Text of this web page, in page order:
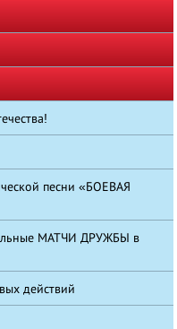
песни «БОЕВАЯ
МАТЧИ ДРУЖБЫ в
действий